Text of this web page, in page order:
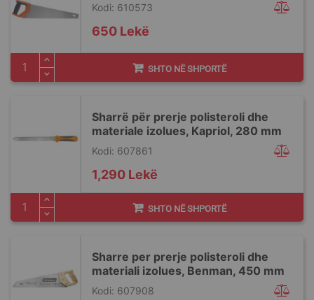
Kodi: 610573
650 Lekë
SHTO NË SHPORTË
Sharrë për prerje polisteroli dhe
materiale izolues, Kapriol, 280 mm
Kodi: 607861
1,290 Lekë
SHTO NË SHPORTË
Sharre per prerje polisteroli dhe
materiali izolues, Benman, 450 mm
Kodi: 607908